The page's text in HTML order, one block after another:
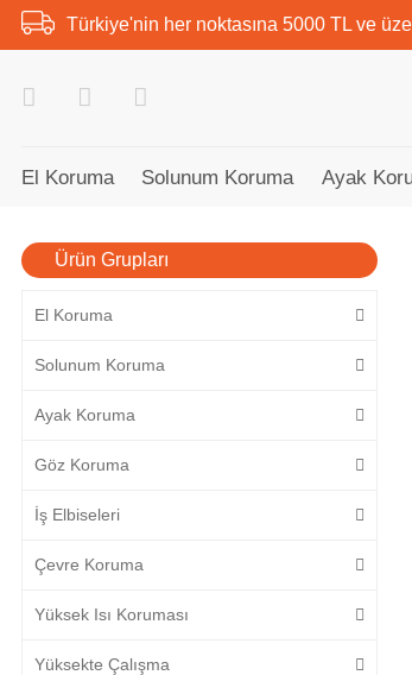
Türkiye'nin her noktasına 5000 TL ve
El Koruma Solunum Koruma Ayak
Ürün Grupları
El Koruma
Solunum Koruma
Ayak Koruma
Göz Koruma
İş Elbiseleri
Çevre Koruma
Yüksek Isı Koruması
Yüksekte Çalışma